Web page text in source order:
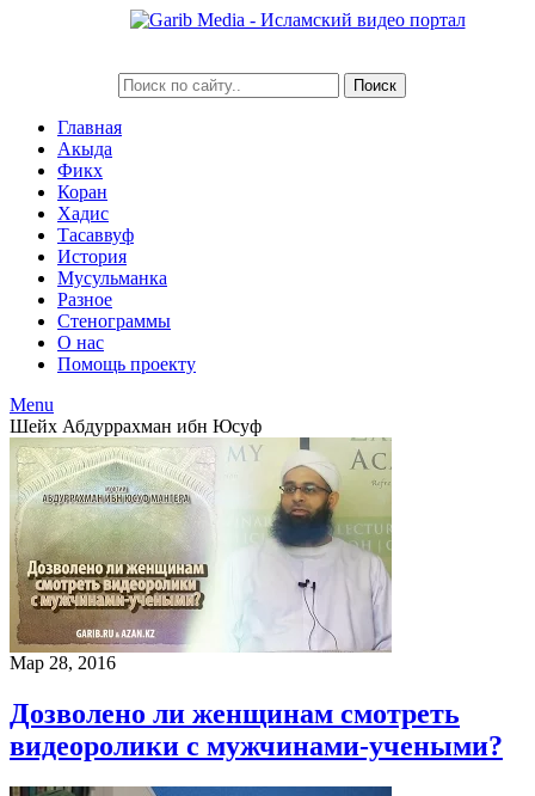
Главная
Акыда
Фикх
Коран
Хадис
Тасаввуф
История
Мусульманка
Разное
Стенограммы
О нас
Помощь проекту
Menu
Шейх Абдуррахман ибн Юсуф
Мар 28, 2016
Дозволено ли женщинам смотреть
видеоролики с мужчинами-учеными?